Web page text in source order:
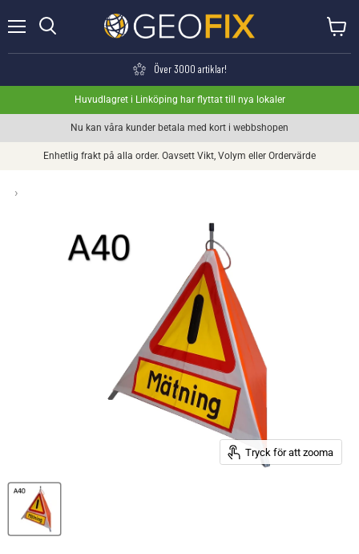
Över 3000 artiklar!
Huvudlagret i Linköping har flyttat till nya lokaler
Nu kan våra kunder betala med kort i webbshopen
Enhetlig frakt på alla order. Oavsett Vikt, Volym eller Ordervärde
›
Tryck för att zooma